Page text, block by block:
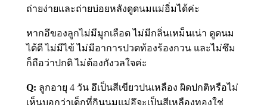
ถ่ายง่ายและถ่ายบ่อยหลังดูดนมแม่อิ่มได้ค่ะ
หากอึของลูกไม่มีมูกเลือด ไม่มีกลิ่นเหม็นเน่า ดูดนม
ได้ดี ไม่มีไข้ ไม่มีอาการปวดท้องร้องกวน และไม่ซึม
ก็ถือว่าปกติ ไม่ต้องกังวลใจค่ะ
Q: ลูกอายุ 4 วัน อึเป็นสีเขียวปนเหลือง ผิดปกติหรือไม่
เห็นบอกว่าเด็กที่กินนมแม่อึจะเป็นสีเหลืองทองใช่